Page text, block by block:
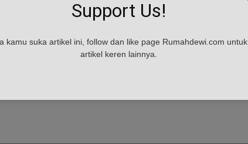
Support Us!
kamu suka artikel ini, follow dan like page Rumahdewi.com untuk
artikel keren lainnya.